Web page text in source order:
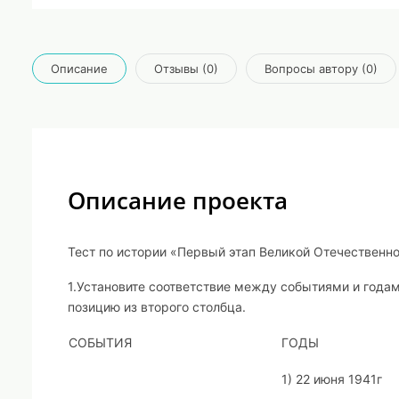
Описание Отзывы (0) Вопросы автору (0)
Описание проекта
Тест по истории «Первый этап Великой
1.Установите соответствие между событиями и
позицию из второго столбца.
СОБЫТИЯ ГОДЫ
1) 22 июня 1941г